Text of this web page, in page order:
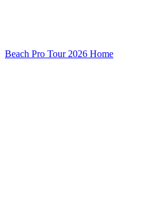
Beach Pro Tour 2026 Home